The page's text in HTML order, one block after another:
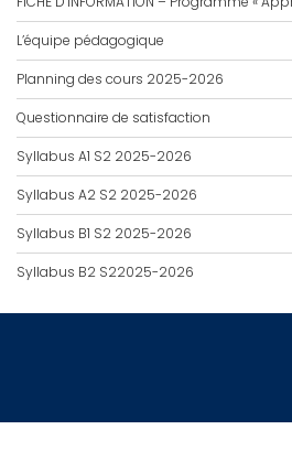
L’équipe pédagogique
Planning des cours 2025-2026
Questionnaire de satisfaction
Syllabus A1 S2 2025-2026
Syllabus A2 S2 2025-2026
Syllabus B1 S2 2025-2026
Syllabus B2 S22025-2026